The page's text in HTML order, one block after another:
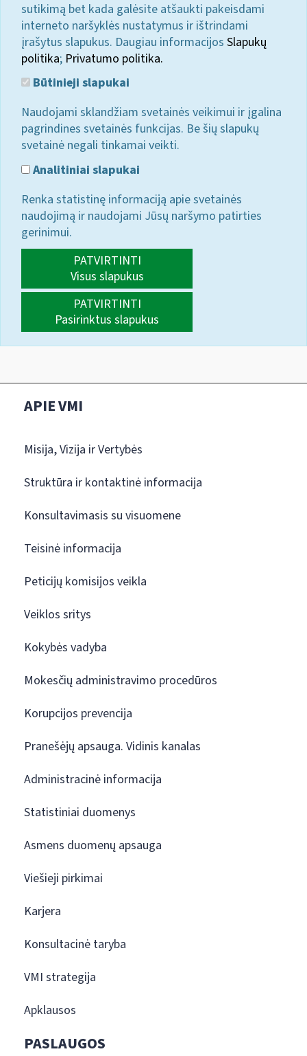
sutikimą bet kada galėsite atšaukti pakeisdami
interneto naršyklės nustatymus ir ištrindami
įrašytus slapukus. Daugiau informacijos Slapukų
politika; Privatumo politika.
Būtinieji slapukai
Naudojami sklandžiam svetainės veikimui ir įgalina
pagrindines svetainės funkcijas. Be šių slapukų
svetainė negali tinkamai veikti.
Analitiniai slapukai
Renka statistinę informaciją apie svetainės
naudojimą ir naudojami Jūsų naršymo patirties
gerinimui.
PATVIRTINTI
Visus slapukus
PATVIRTINTI
Pasirinktus slapukus
APIE VMI
Misija, Vizija ir Vertybės
Struktūra ir kontaktinė informacija
Konsultavimasis su visuomene
Teisinė informacija
Peticijų komisijos veikla
Veiklos sritys
Kokybės vadyba
Mokesčių administravimo procedūros
Korupcijos prevencija
Pranešėjų apsauga. Vidinis kanalas
Administracinė informacija
Statistiniai duomenys
Asmens duomenų apsauga
Viešieji pirkimai
Karjera
Konsultacinė taryba
VMI strategija
Apklausos
PASLAUGOS